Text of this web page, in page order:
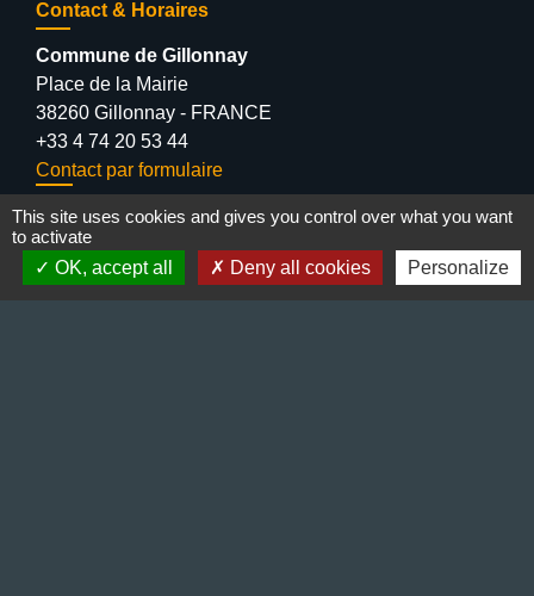
Contact & Horaires
Commune de Gillonnay
Place de la Mairie
38260 Gillonnay - FRANCE
+33 4 74 20 53 44
Contact par formulaire
Lundi : 10:00 - 12:00
Mercredi : 13:30 - 16:30
Vendredi : 10:00 - 12:00 / 15:00 - 18:00
This site uses cookies and gives you control over what you want
to activate
OK, accept all
Deny all cookies Personalize